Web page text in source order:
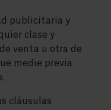
publicitaria y
clase y
venta u otra de
medie previa
cláusulas